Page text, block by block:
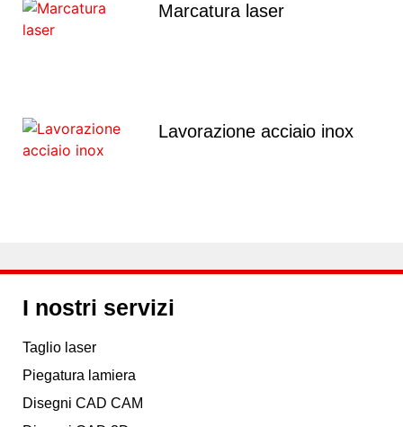
Marcatura laser
Lavorazione acciaio inox
I nostri servizi
Taglio laser
Piegatura lamiera
Disegni CAD CAM